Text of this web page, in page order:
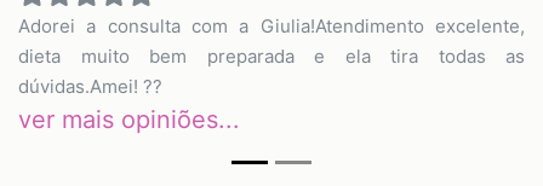
Adorei a consulta com a Giulia!Atendimento excelente,
dieta muito bem preparada e ela tira todas as
dúvidas.Amei! ??
ver mais opiniões...